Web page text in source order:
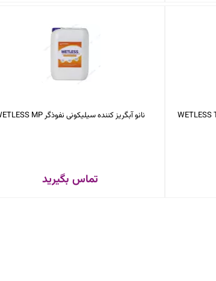
نانو آبگریز کننده سیلیکونی نفوذگر WETLESS MP
تماس بگیرید